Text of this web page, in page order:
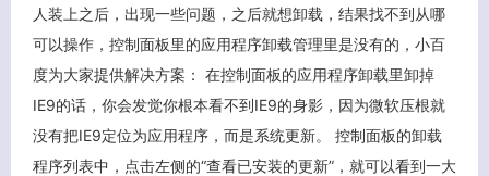
人装上之后，出现一些问题，之后就想卸载，结果找不到从哪
可以操作，控制面板里的应用程序卸载管理里是没有的，小百
度为大家提供解决方案： 在控制面板的应用程序卸载里卸掉
IE9的话，你会发觉你根本看不到IE9的身影，因为微软压根就
没有把IE9定位为应用程序，而是系统更新。 控制面板的卸载
程序列表中，点击左侧的“查看已安装的更新”，就可以看到一大